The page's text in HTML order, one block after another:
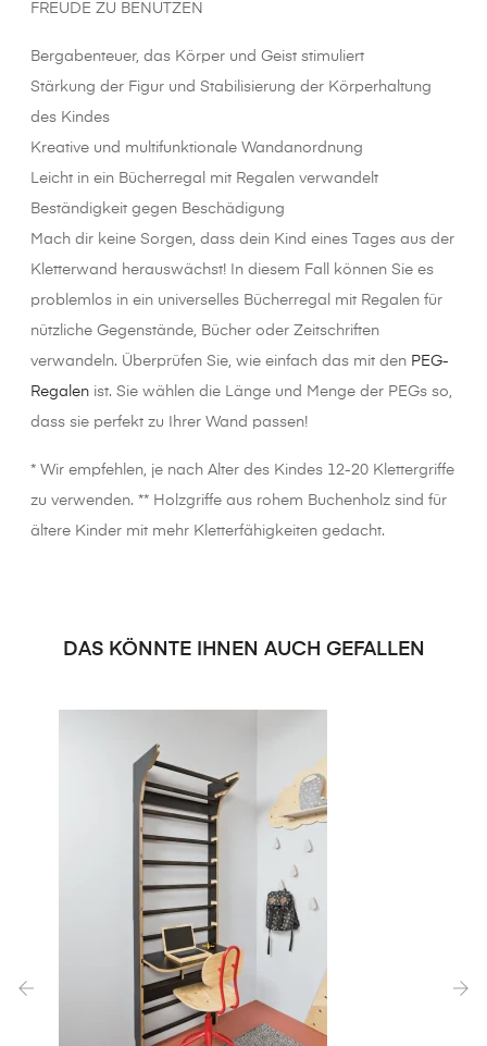
FREUDE ZU BENUTZEN
Bergabenteuer, das Körper und Geist stimuliert
Stärkung der Figur und Stabilisierung der Körperhaltung
des Kindes
Kreative und multifunktionale Wandanordnung
Leicht in ein Bücherregal mit Regalen verwandelt
Beständigkeit gegen Beschädigung
Mach dir keine Sorgen, dass dein Kind eines Tages aus der
Kletterwand herauswächst! In diesem Fall können Sie es
problemlos in ein universelles Bücherregal mit Regalen für
nützliche Gegenstände, Bücher oder Zeitschriften
verwandeln. Überprüfen Sie, wie einfach das mit den PEG-
Regalen ist. Sie wählen die Länge und Menge der PEGs so,
dass sie perfekt zu Ihrer Wand passen!
* Wir empfehlen, je nach Alter des Kindes 12-20 Klettergriffe
zu verwenden. ** Holzgriffe aus rohem Buchenholz sind für
ältere Kinder mit mehr Kletterfähigkeiten gedacht.
DAS KÖNNTE IHNEN AUCH GEFALLEN